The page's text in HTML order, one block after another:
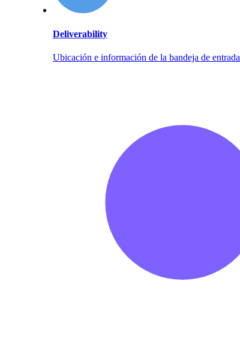
Deliverability
Ubicación e información de la bandeja de entrada